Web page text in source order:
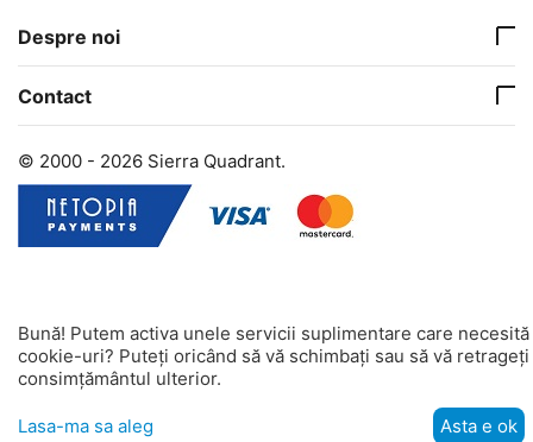
Despre noi
Contact
© 2000 - 2026 Sierra Quadrant.
Meniu Vânzător
Bună! Putem activa unele servicii suplimentare care necesită
cookie-uri? Puteți oricând să vă schimbați sau să vă retrageți
consimțământul ulterior.
Lasa-ma sa aleg Asta e ok